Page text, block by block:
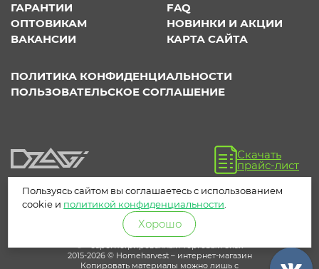
ГАРАНТИИ
FAQ
ОПТОВИКАМ
НОВИНКИ И АКЦИИ
ВАКАНСИИ
КАРТА САЙТА
ПОЛИТИКА КОНФИДЕНЦИАЛЬНОСТИ
ПОЛЬЗОВАТЕЛЬСКОЕ СОГЛАШЕНИЕ
Скачать
прайс-лист
® – зарегистрированный торговый знак
2015-2026 © Homeharvest – интернет-магазин
Копировать материалы можно лишь с
Пользуясь сайтом вы соглашаетесь с использованием
cookie и политикой конфиденциальности
Хорошо